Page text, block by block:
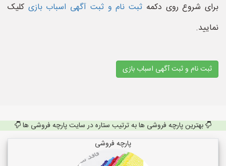
برای شروع روی دکمه ثبت نام و ثبت آگهی اسباب بازی کلیک
نمایید.
ثبت نام و ثبت آگهی اسباب بازی
بهترین پارچه فروشی ها به ترتیب ستاره در سایت پارچه فروشی ها
پارچه فروشی